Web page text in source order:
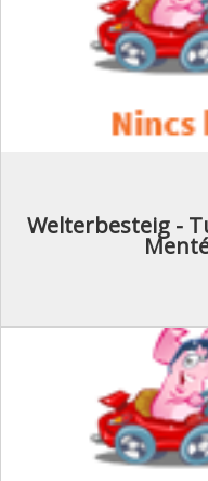
Welterbesteig -